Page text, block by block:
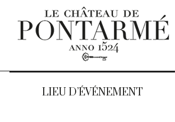
LIEU D’ÉVÉNEMENT